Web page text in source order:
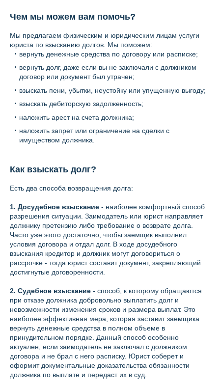
Чем мы можем вам помочь?
Мы предлагаем физическим и юридическим лицам услуги
юриста по взысканию долгов. Мы поможем:
вернуть денежные средства по договору или расписке;
вернуть долг, даже если вы не заключали с должником
договор или документ был утрачен;
взыскать пени, убытки, неустойку или упущенную выгоду;
взыскать дебиторскую задолженность;
наложить арест на счета должника;
наложить запрет или ограничение на сделки с
имуществом должника.
Как взыскать долг?
Есть два способа возвращения долга:
1. Досудебное взыскание - наиболее комфортный способ
разрешения ситуации. Заимодатель или юрист направляет
должнику претензию либо требование о возврате долга.
Часто уже этого достаточно, чтобы заемщик выполнил
условия договора и отдал долг. В ходе досудебного
взыскания кредитор и должник могут договориться о
рассрочке - тогда юрист составит документ, закрепляющий
достигнутые договоренности.
2. Судебное взыскание - способ, к которому обращаются
при отказе должника добровольно выплатить долг и
невозможности изменения сроков и размера выплат. Это
наиболее эффективная мера, которая заставит заемщика
вернуть денежные средства в полном объеме в
принудительном порядке. Данный способ особенно
актуален, если заимодатель не заключал с должником
договора и не брал с него расписку. Юрист соберет и
оформит документальные доказательства обязанности
должника по выплате и передаст их в суд.